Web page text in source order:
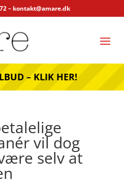
– kontakt@amare.dk
– KLIK HER!
vil dog
selv at